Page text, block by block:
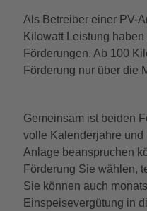
Als Betreiber einer PV-
Kilowatt Leistung
Förderungen. Ab 100
Förderung nur über die
Gemeinsam ist beiden
volle Kalenderjahre und
Anlage beanspruchen
Förderung Sie wählen,
Sie können auch
Einspeisevergütung in